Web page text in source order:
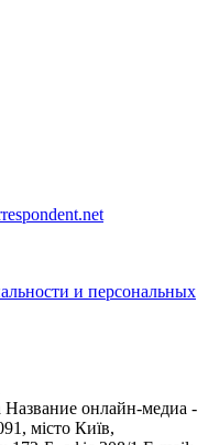
и персональных
онлайн-медиа -
місто Київ,